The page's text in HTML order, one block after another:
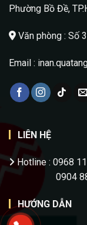
Phường Bồ Đề,
Văn phòng : Số
Email :
LIÊN HỆ
Hotline : 0968
0904 884
HƯỚNG DẪN